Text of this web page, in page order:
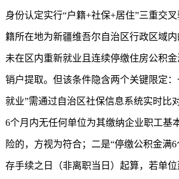
身份认定实行“户籍+社保+居住”三重交
籍所在地为新疆维吾尔自治区行政区域
未在区内重新就业且连续停缴住房公积
销户提取。但该条件隐含两个关键限定
就业”需通过自治区社保信息系统实时比
6个月内无任何单位为其缴纳企业职工基
险的，方视为符合；二是“停缴公积金满
存手续之日（非离职当日）起算，若单